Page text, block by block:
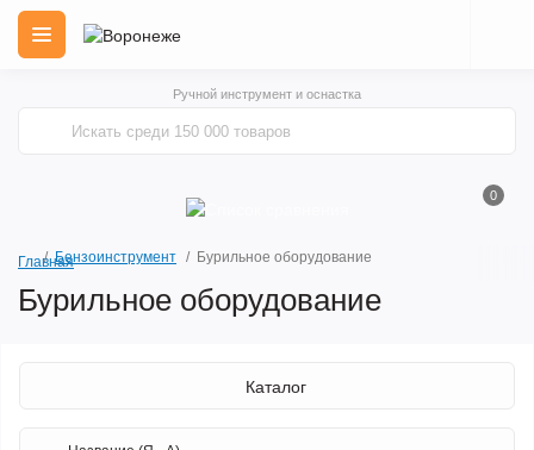
Ручной инструмент и оснастка
0
ГлавнаяБензоинструмент Бурильное оборудование
Бурильное оборудование
Каталог